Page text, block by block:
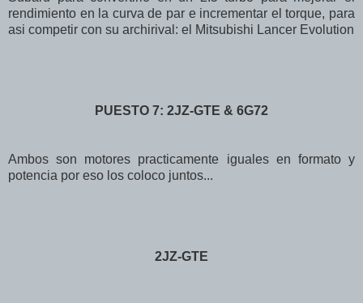
rendimiento en la curva de par e incrementar el torque, para
asi competir con su archirival: el Mitsubishi Lancer Evolution
PUESTO 7: 2JZ-GTE & 6G72
Ambos son motores practicamente iguales en formato y
potencia por eso los coloco juntos...
2JZ-GTE